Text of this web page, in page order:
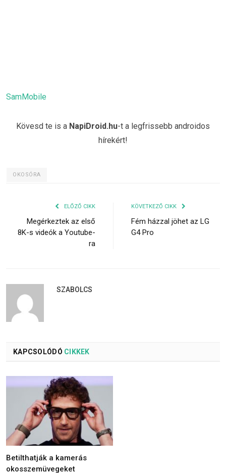
SamMobile
Kövesd te is a NapiDroid.hu-t a legfrissebb androidos
hírekért!
OKOSÓRA
ELŐZŐ CIKK
Megérkeztek az első
8K-s videók a Youtube-
ra
KÖVETKEZŐ CIKK
Fém házzal jöhet az LG
G4 Pro
SZABOLCS
KAPCSOLÓDÓ CIKKEK
Betilthatják a kamerás
okosszemüvegeket